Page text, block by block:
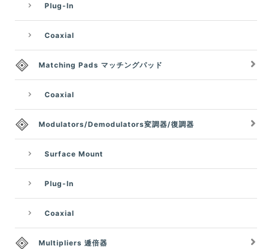
Plug-In
Coaxial
Matching Pads マッチングパッド
Coaxial
Modulators/Demodulators変調器/復調器
Surface Mount
Plug-In
Coaxial
Multipliers 逓倍器